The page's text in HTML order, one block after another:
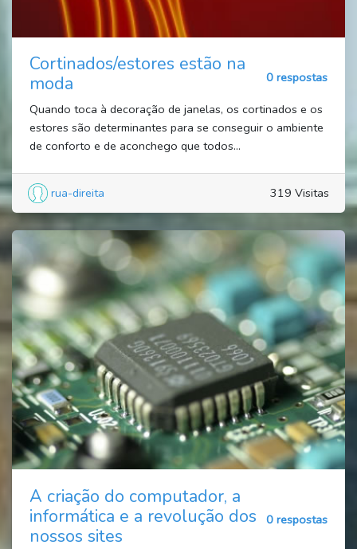
Cortinados/estores estão na
moda
0 respostas
Quando toca à decoração de janelas, os cortinados e os
estores são determinantes para se conseguir o ambiente
de conforto e de aconchego que todos...
rua-direita 319 Visitas
A criação do computador, a
informática e a revolução dos
nossos sites
0 respostas